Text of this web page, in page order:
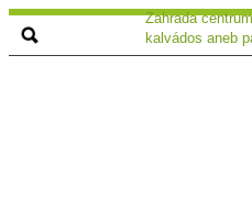
Zahrada
kalvádos aneb